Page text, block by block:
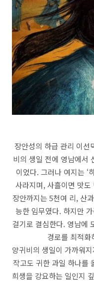
장안성의 하급 관리 이선
비의 생일 전에 영남에서
이었다. 그러나 여지는 ‘
사라지며, 사흘이면 맛도
장안까지는 5천여 리, 산
능한 임무였다. 하지만
걸기로 결심한다. 영남에
경로를 최적화
양귀비의 생일이 가까워
작고도 귀한 과일 하나를
희생을 강요하는 일인지